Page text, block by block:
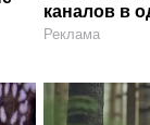
каналов в
Реклама